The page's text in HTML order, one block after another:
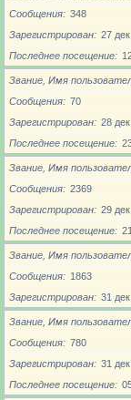
Сообщения
348
Зарегистрирован
27
Последнее посещение
Звание, Имя
Сообщения
70
Зарегистрирован
28
Последнее посещение
Звание, Имя
Сообщения
2369
Зарегистрирован
29
Последнее посещение
Звание, Имя
Сообщения
1863
Зарегистрирован
31
Звание, Имя
Сообщения
780
Зарегистрирован
31
Последнее посещение